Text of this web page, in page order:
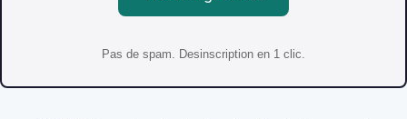
Pas de spam. Desinscription en 1 clic.